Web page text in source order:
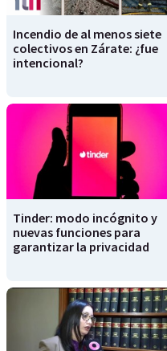
Incendio de al menos siete
colectivos en Zárate: ¿fue
intencional?
Tinder: modo incógnito y
nuevas funciones para
garantizar la privacidad